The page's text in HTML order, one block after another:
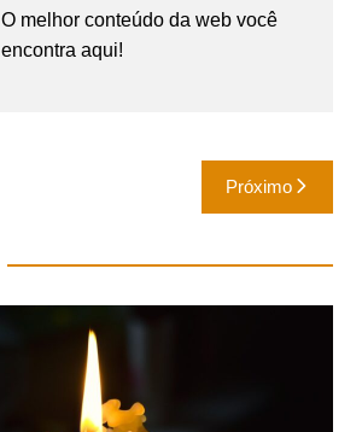
O melhor conteúdo da web você
encontra aqui!
Próximo